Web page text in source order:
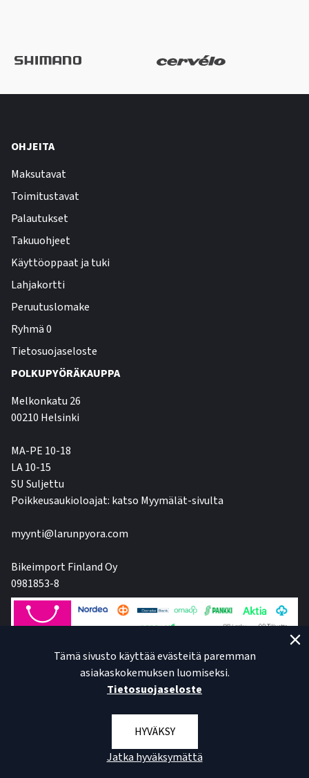
OHJEITA
Maksutavat
Toimitustavat
Palautukset
Takuuohjeet
Käyttöoppaat ja tuki
Lahjakortti
Peruutuslomake
Ryhmä 0
Tietosuojaseloste
POLKUPYÖRÄKAUPPA
Melkonkatu 26
00210 Helsinki
MA-PE 10-18
LA 10-15
SU Suljettu
Poikkeusaukioloajat: katso Myymälät-sivulta
myynti@larunpyora.com
Bikeimport Finland Oy
0981853-8
Tämä sivusto käyttää evästeitä paremman
asiakaskokemuksen luomiseksi.
Tietosuojaseloste
HYVÄKSY
Jatka hyväksymättä